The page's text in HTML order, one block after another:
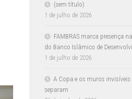
(sem título)
1 de julho de 2026
FAMBRAS marca presença
do Banco Islâmico de
1 de julho de 2026
A Copa e os muros
separam